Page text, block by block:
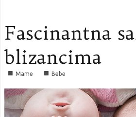
Fascinantna
blizancima
■ Mame ■ Bebe